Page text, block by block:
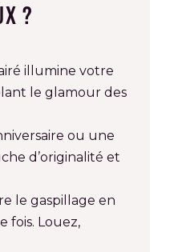
?
illumine votre
le glamour des
ou une
d’originalité et
le gaspillage en
fois. Louez,